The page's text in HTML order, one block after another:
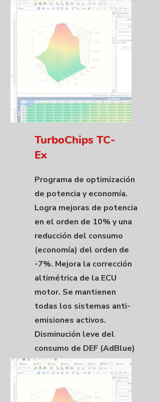
TurboChips TC-
Ex
Programa de optimización
de potencia y economía.
Logra mejoras de potencia
en el orden de 10% y una
reducción del consumo
(economía) del orden de
-7%. Mejora la corrección
altimétrica de la ECU
motor. Se mantienen
todas los sistemas anti-
emisiones activos.
Disminución leve del
consumo de DEF (AdBlue)
en los motores con este
sistema.